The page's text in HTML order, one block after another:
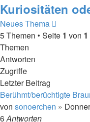
Kuriositäten
Neues Thema
5 Themen • Seite 1 von 1
Themen
Antworten
Zugriffe
Letzter Beitrag
Berühmt/berüchtigte
von sonoerchen »
6Antworten